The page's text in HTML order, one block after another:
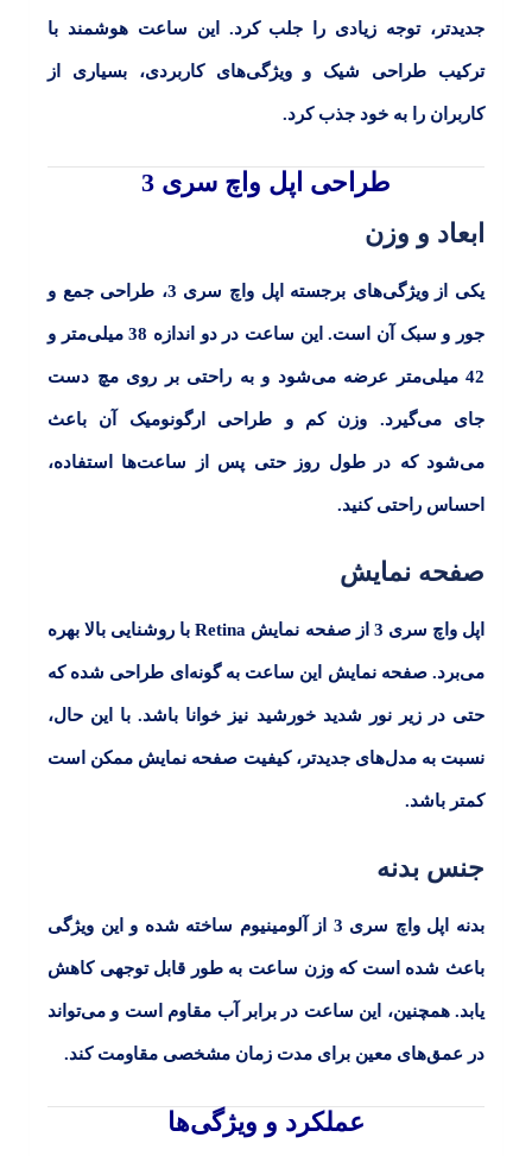
جدیدتر، توجه زیادی را جلب کرد. این ساعت هوشمند با
ترکیب طراحی شیک و ویژگی‌های کاربردی، بسیاری از
کاربران را به خود جذب کرد.
طراحی اپل واچ سری 3
ابعاد و وزن
یکی از ویژگی‌های برجسته اپل واچ سری 3، طراحی جمع و
جور و سبک آن است. این ساعت در دو اندازه 38 میلی‌متر و
42 میلی‌متر عرضه می‌شود و به راحتی بر روی مچ دست
جای می‌گیرد. وزن کم و طراحی ارگونومیک آن باعث
می‌شود که در طول روز حتی پس از ساعت‌ها استفاده،
احساس راحتی کنید.
صفحه نمایش
اپل واچ سری 3 از صفحه نمایش Retinaبا روشنایی بالا بهره
می‌برد. صفحه نمایش این ساعت به گونه‌ای طراحی شده که
حتی در زیر نور شدید خورشید نیز خوانا باشد. با این حال،
نسبت به مدل‌های جدیدتر، کیفیت صفحه نمایش ممکن است
کمتر باشد.
جنس بدنه
بدنه اپل واچ سری 3 از آلومینیوم ساخته شده و این ویژگی
باعث شده است که وزن ساعت به طور قابل توجهی کاهش
یابد. همچنین، این ساعت در برابر آب مقاوم است و می‌تواند
در عمق‌های معین برای مدت زمان مشخصی مقاومت کند.
عملکرد و ویژگی‌ها